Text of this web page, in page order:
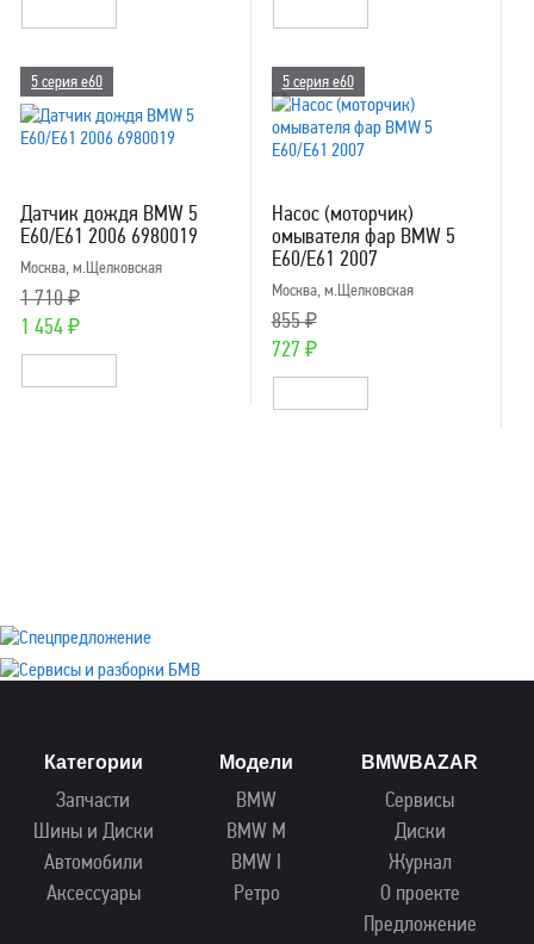
5 серия e60
Датчик дождя BMW 5
E60/E61 2006 6980019
Москва, м.Щелковская
1 710 ₽
1 454 ₽
5 серия e60
Насос (моторчик)
омывателя фар BMW 5
E60/E61 2007
Москва, м.Щелковская
855 ₽
727 ₽
Категории
Запчасти
Шины и Диски
Автомобили
Аксессуары
Модели
BMW
BMW M
BMW I
Ретро
BMWBAZAR
Сервисы
Диски
Журнал
О проекте
Предложение